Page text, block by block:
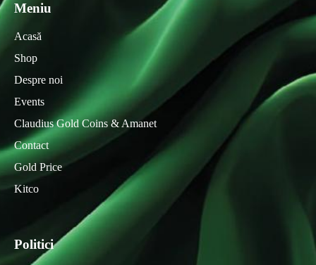
Meniu
Acasă
Shop
Despre noi
Events
Claudius Gold Coins & Amanet
Contact
Gold Price
Kitco
Politici